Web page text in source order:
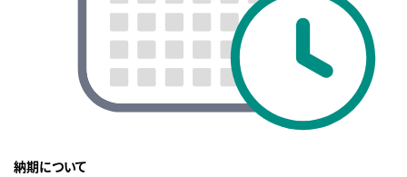
納期について